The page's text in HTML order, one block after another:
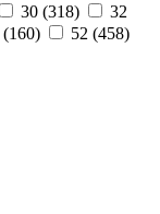
30 (318)
32
(160) 52 (458)